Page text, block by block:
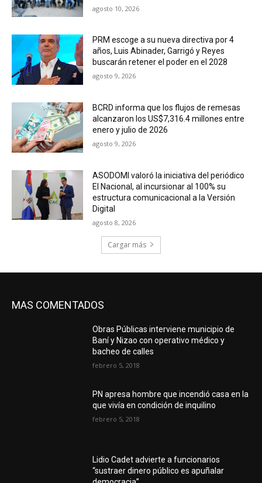
agosto 10, 2026
PRM escoge a su nueva directiva por 4
años, Luis Abinader, Garrigó y Reyes
buscarán retener el poder en el 2028
agosto 9, 2026
BCRD informa que los flujos de remesas
alcanzaron los US$7,316.4 millones entre
enero y julio de 2026
agosto 9, 2026
ASODOMI valoró la iniciativa del periódico
El Nacional, al incursionar al 100% su
estructura comunicacional a la Versión
Digital
agosto 8, 2026
Cargar más
MAS COMENTADOS
Obras Públicas interviene municipio de
Baní y Nizao con operativo médico y
bacheo de calles
febrero 5, 2018
PN apresa hombre que incendió casa en la
que vivía en condición de inquilino
febrero 5, 2018
Lidio Cadet advierte a funcionarios
“sustraer dinero público es apuñalar